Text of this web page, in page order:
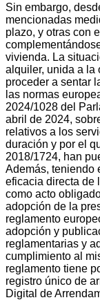
Sin embargo,
mencionadas
plazo, y otras con
vivienda. La
alquiler, unida a la
proceder a sentar
las normas
2024/1028 del
abril de 2024,
relativos a los
duración y por el
2018/1724, han
Además, teniendo
eficacia directa de
como acto
adopción de la
reglamento
adopción y
reglamentarias y
cumplimiento al
reglamento tiene
registro único de
Digital de